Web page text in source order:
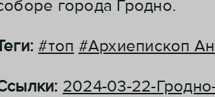
города Гродно.
#топ #Архиепископ
2024-03-22-